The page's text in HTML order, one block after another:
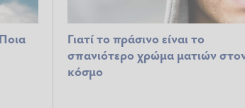
Γιατί το πράσινο είναι το
σπανιότερο χρώμα ματιών
κόσμο